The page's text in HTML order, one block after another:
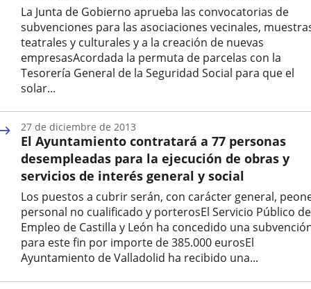
La Junta de Gobierno aprueba las convocatorias de
subvenciones para las asociaciones vecinales,
teatrales y culturales y a la creación de nuevas
empresasAcordada la permuta de parcelas con la
Tesorería General de la Seguridad Social para que el
solar...
la
noticia
El Ayuntamiento contratará a 77 personas
desempleadas para la ejecución de obras y
servicios de interés general y social
Los puestos a cubrir serán, con carácter general,
personal no cualificado y porterosEl Servicio Público de
Empleo de Castilla y León ha concedido una
para este fin por importe de 385.000 eurosEl
Ayuntamiento de Valladolid ha recibido una...
27 de diciembre de 2013